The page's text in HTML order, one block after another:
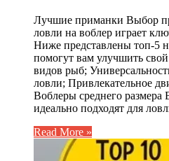
Лучшие приманки Выбор
ловли на воблер играет
Ниже представлены топ-5
помогут вам улучшить
видов рыб;
ловли; Привлекательное
Воблеры среднего размера
идеально подходят для
Read More »